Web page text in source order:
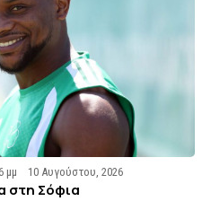
μμ 10 Αυγούστου, 2026
στη Σόφια